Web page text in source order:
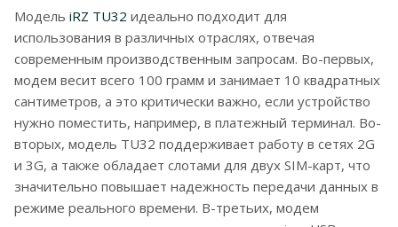
Модель iRZ TU32 идеально подходит для
использования в различных отраслях, отвечая
современным производственным запросам. Во-первых,
модем весит всего 100 грамм и занимает 10 квадратных
сантиметров, а это критически важно, если устройство
нужно поместить, например, в платежный терминал. Во-
вторых, модель TU32 поддерживает работу в сетях 2G
и 3G, а также обладает слотами для двух SIM-карт, что
значительно повышает надежность передачи данных в
режиме реального времени. В-третьих, модем